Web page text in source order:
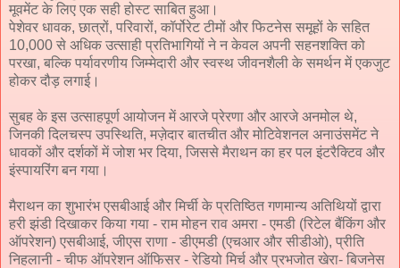
मूवमेंट के लिए एक सही होस्ट साबित हुआ।
पेशेवर धावक, छात्रों, परिवारों, कॉर्पोरेट टीमों और फिटनेस समूहों के सहित
10,000 से अधिक उत्साही प्रतिभागियों ने न केवल अपनी सहनशक्ति को
परखा, बल्कि पर्यावरणीय जिम्मेदारी और स्वस्थ जीवनशैली के समर्थन में एकजुट
होकर दौड़ लगाई।
सुबह के इस उत्साहपूर्ण आयोजन में आरजे प्रेरणा और आरजे अनमोल थे,
जिनकी दिलचस्प उपस्थिति, मज़ेदार बातचीत और मोटिवेशनल अनाउंसमेंट ने
धावकों और दर्शकों में जोश भर दिया, जिससे मैराथन का हर पल इंटरैक्टिव और
इंस्पायरिंग बन गया।
मैराथन का शुभारंभ एसबीआई और मिर्ची के प्रतिष्ठित गणमान्य अतिथियों द्वारा
हरी झंडी दिखाकर किया गया - राम मोहन राव अमरा - एमडी (रिटेल बैंकिंग और
ऑपरेशन) एसबीआई, जीएस राणा - डीएमडी (एचआर और सीडीओ), प्रीति
निहलानी - चीफ ऑपरेशन ऑफिसर - रेडियो मिर्च और प्रभजोत खेरा- बिजनेस